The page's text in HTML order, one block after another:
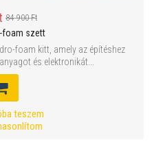
84 900 Ft
foam szett
foam kitt, amely az építéshez
és elektronikát...
teszem